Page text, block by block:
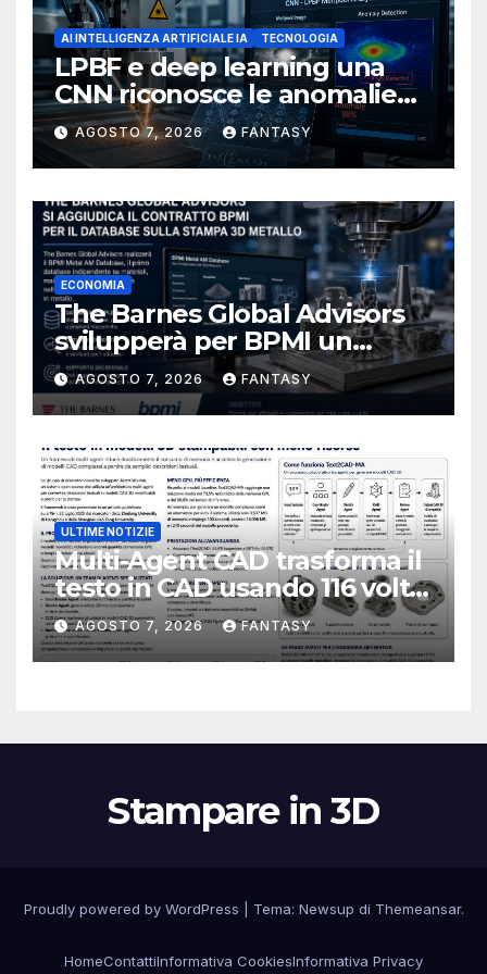
AI INTELLIGENZA ARTIFICIALE IA TECNOLOGIA
LPBF e deep learning una
CNN riconosce le anomalie
del bagno di fusione
AGOSTO 7, 2026 FANTASY
ECONOMIA
The Barnes Global Advisors
svilupperà per BPMI un
database per la stampa 3D
metallica destinata alla filiera
navale statunitense
AGOSTO 7, 2026 FANTASY
ULTIME NOTIZIE
Multi-Agent CAD trasforma il
testo in CAD usando 116 volte
meno token
AGOSTO 7, 2026 FANTASY
Stampare in 3D
Proudly powered by WordPress Tema: Newsup di Themeansar.
HomeContattiInformativa CookiesInformativa Privacy